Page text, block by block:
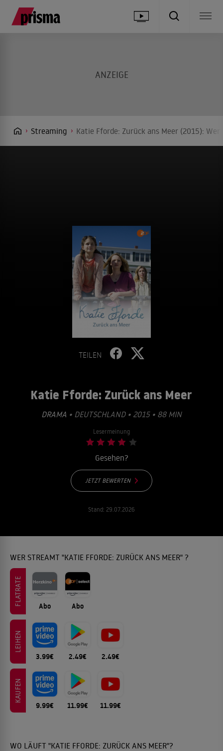
Streaming Katie Fforde: Zurück ans Meer (2015):
TEILEN
Katie Fforde: Zurück ans Meer
DRAMA • DEUTSCHLAND • 2015 • 88 MIN
Lesermeinung
Gesehen?
JETZT BEWERTEN
Stand: 29.07.2026
WER STREAMT "KATIE FFORDE: ZURÜCK ANS MEER" ?
FLATRATE Abo Abo
LEIHEN
3.99€ 2.49€ 2.49€
KAUFEN
9.99€ 11.99€ 11.99€
WO LÄUFT "KATIE FFORDE: ZURÜCK ANS MEER"?